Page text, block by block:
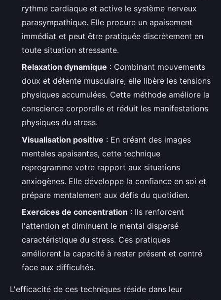
rythme cardiaque et active le système nerveux
parasympathique. Elle procure un apaisement
immédiat et peut être pratiquée discrètement en
toute situation stressante.
Relaxation dynamique : Combinant mouvements
doux et détente musculaire, elle libère les tensions
physiques accumulées. Cette méthode améliore la
conscience corporelle et réduit les manifestations
physiques du stress.
Visualisation positive : En créant des images
mentales apaisantes, cette technique
reprogramme votre rapport aux situations
anxiogènes. Elle développe la confiance en soi et
prépare mentalement aux défis du quotidien.
Exercices de concentration : Ils renforcent
l'attention et diminuent le mental dispersé
caractéristique du stress. Ces pratiques
améliorent la capacité à rester présent et centré
face aux difficultés.
L'efficacité de ces techniques réside dans leur